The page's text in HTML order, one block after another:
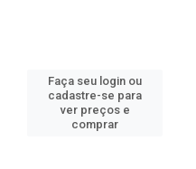
Faça seu login ou
cadastre-se para
ver preços e
comprar